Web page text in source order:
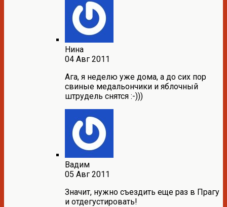
Нина
04 Авг 2011
Ага, я неделю уже дома, а до сих пор
свиные медальончики и яблочный
штрудель снятся :-)))
Вадим
05 Авг 2011
Значит, нужно съездить еще раз в Прагу
и отдегустировать!